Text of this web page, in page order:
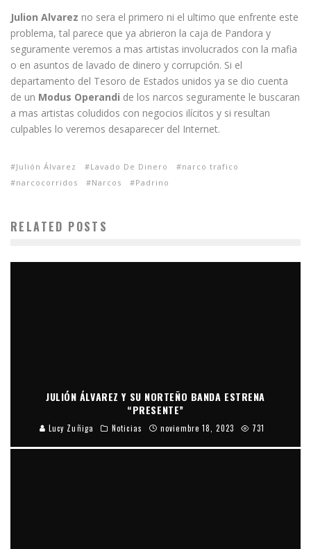
Julion Alvarez no sera el primero ni el ultimo que enfrente este
problema, tal parece que ya abrieron la caja de Pandora y
seguramente veremos a mas artistas involucrados con la mafia
o en asuntos de lavado de dinero y corrupción. Si el
departamento del Tesoro de Estados unidos ya se dio cuenta
de un Modus Operandi de los narcos seguramente le buscaran
a mas artistas coludidos con negocios ilícitos y si resultan
culpables lo veremos desaparecer del Internet.
Julión Álvarez Lavado De Dinero
narco trafico
narcocorridos
Narcos Padrino
RELATED POSTS
JULIÓN ÁLVAREZ Y SU NORTEÑO BANDA ESTRENA
“PRESENTE”
Lucy Zuñiga Noticias noviembre 18, 2023 731